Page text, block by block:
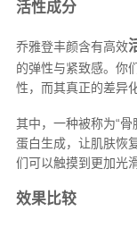
活性成分
乔雅登丰颜含有高效
的弹性与紧致感。你
性，而其真正的差异
其中，一种被称为“
蛋白生成，让肌肤恢
们可以触摸到更加光
效果比较